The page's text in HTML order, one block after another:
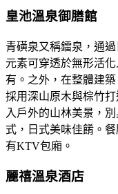
皇池溫泉御膳館
青磺泉又稱鐳泉，通
元素可穿透於無形活
有。之外，在整體建
採用深山原木與棕竹
入戶外的山林美景，
式，日式美味佳餚。
有KTV包廂。
麗禧溫泉酒店